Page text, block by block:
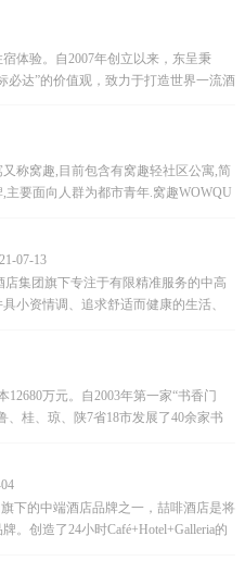
体验。自2007年创立以来，东呈秉
必达”的价值观，致力于打造世界一流酒
称窝趣,目前包含有窝趣轻社区公寓,简
要面向人群为都市青年.窝趣WOWQU
07-13
集团旗下专注于有限精准服务的中高
小资情调、追求舒适而健康的生活、
万元。自2003年第一家“书香门
桂、琼、陕7省18市发展了40余家书
旗下的中端酒店品牌之一，喆啡酒店是将
。创造了24小时Café+Hotel+Galleria的